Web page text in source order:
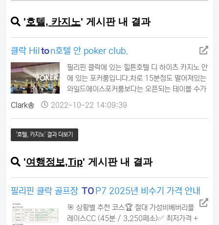
'호텔, 카지노' 게시판 내 결과
클락 Hil ton호텔 안 poker club.
필리핀 클락에 있는 힐튼호텔 디 하이츠 카지노 안
에 있는 포커룸입니다.차로 15분정도 떨어져있는
와일드에이스포커룸보다는 오픈되는 테이블 수가
홀덤 2테이블정도가 매일 열립니다.카지노 안에
있다보니 1주일에 1~2번 방수좋은 관광객들의
출현으로 물 좋은 100ㅡ200홀덤이 열리기도합
니다...ㅋ매일마다 크지는않지만 다양한 규모의 토
peso guarantee)
Clark송 2022-10-22 14:09:39
'호텔, 카지노' 결과 더보기
'여행정보,Tip' 게시판 내 결과
필리핀 클락 골프장 TO P7 2025년 비수기 가격 안내
🎯 상황별 추천 코스🏆 절대 가성비베버리플
레이스CC (45분 / 3,250페소)✅ 최저가격 +